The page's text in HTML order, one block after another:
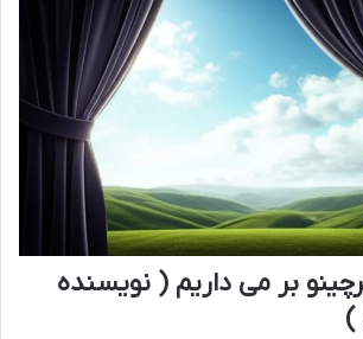
بر می داریم ( نویسنده
)